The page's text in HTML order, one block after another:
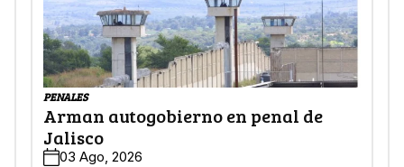
PENALES
Arman autogobierno en penal de
Jalisco
03 Ago, 2026